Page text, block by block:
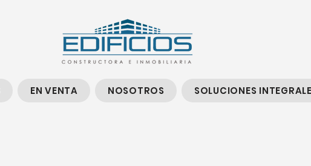
EN VENTA NOSOTROS SOLUCIONES